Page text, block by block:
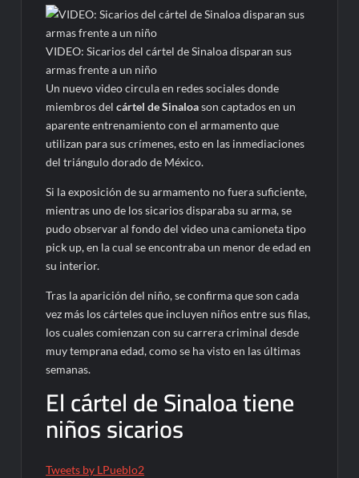
VIDEO: Sicarios del cártel de Sinaloa disparan sus
armas frente a un niño
Un nuevo video circula en redes sociales donde
miembros delcártel de Sinaloason captados en un
aparente entrenamiento con el armamento que
utilizan para sus crímenes, esto en las inmediaciones
del triángulo dorado de México.
Si la exposición de su armamento no fuera suficiente,
mientras uno de los sicarios disparaba su arma, se
pudo observar al fondo del video una camioneta tipo
pick up, en la cual se encontraba un menor de edad en
su interior.
Tras la aparición del niño, se confirma que son cada
vez más los cárteles que incluyen niños entre sus filas,
los cuales comienzan con su carrera criminal desde
muy temprana edad, como se ha visto en las últimas
semanas.
El cártel de Sinaloa tiene
niños sicarios
Tweets by LPueblo2